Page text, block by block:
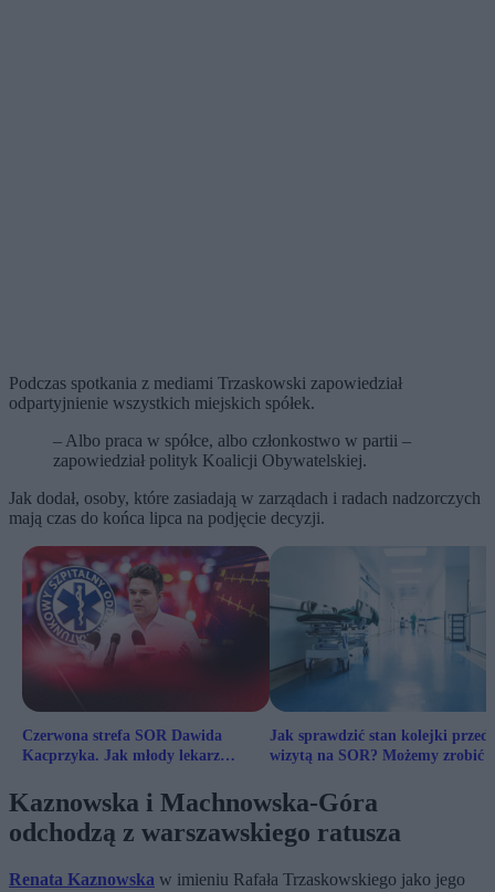
Podczas spotkania z mediami Trzaskowski zapowiedział
odpartyjnienie wszystkich miejskich spółek.
– Albo praca w spółce, albo członkostwo w partii –
zapowiedział polityk Koalicji Obywatelskiej.
Jak dodał, osoby, które zasiadają w zarządach i radach nadzorczych
mają czas do końca lipca na podjęcie decyzji.
Czerwona strefa SOR Dawida
Kacprzyka. Jak młody lekarz
przypadkami
Jak sprawdzić stan kolejki przed
wizytą na SOR? Możemy zrobić
Kaznowska i Machnowska-Góra
odchodzą z warszawskiego ratusza
Renata Kaznowska w imieniu Rafała Trzaskowskiego jako jego